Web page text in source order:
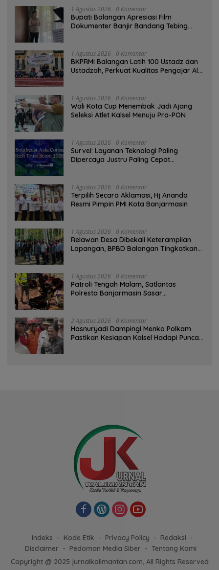
1 Agustus 2026 0 Komentar
Bupati Balangan Apresiasi Film
Dokumenter Banjir Bandang Tebing
1 Agustus 2026 0 Komentar
BKPRMI Balangan Latih 100 Ustadz dan
Ustadzah, Perkuat Kualitas Pengajar Al-
1 Agustus 2026 0 Komentar
Wali Kota Cup Menembak Jadi Ajang
Seleksi Atlet Kalsel Menuju Pra-PON
1 Agustus 2026 0 Komentar
Survei: Layanan Teknologi Paling
Dipercaya Justru Paling Cepat
1 Agustus 2026 0 Komentar
‎Terpilih Secara Aklamasi, Hj Ananda
Resmi Pimpin PMI Kota Banjarmasin
1 Agustus 2026 0 Komentar
Relawan Desa Dibekali Keterampilan
Lapangan, BPBD Balangan Tingkatkan
1 Agustus 2026 0 Komentar
Patroli Tengah Malam, Satlantas
Polresta Banjarmasin Sasar
2 Agustus 2026 0 Komentar
Hasnuryadi Dampingi Menko Polkam
Pastikan Kesiapan Kalsel Hadapi Puncak
Indeks Kode Etik Privacy Policy
Redaksi
Disclaimer
Pedoman Media Siber
Tentang Kami
Copyright @ 2025 jurnalkalimantan.com, All Rights Reserved